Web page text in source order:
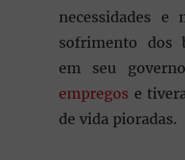
necessidades e
sofrimento dos
em seu
empregos e
de vida pioradas.